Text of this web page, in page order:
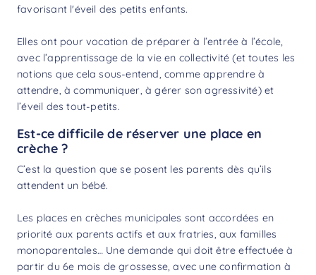
favorisant l'éveil des petits enfants.
Elles ont pour vocation de préparer à l’entrée à l’école,
avec l’apprentissage de la vie en collectivité (et toutes les
notions que cela sous-entend, comme apprendre à
attendre, à communiquer, à gérer son agressivité) et
l’éveil des tout-petits.
Est-ce difficile de réserver une place en
crèche ?
C’est la question que se posent les parents dès qu’ils
attendent un bébé.
Les places en crèches municipales sont accordées en
priorité aux parents actifs et aux fratries, aux familles
monoparentales… Une demande qui doit être effectuée à
partir du 6e mois de grossesse, avec une confirmation à